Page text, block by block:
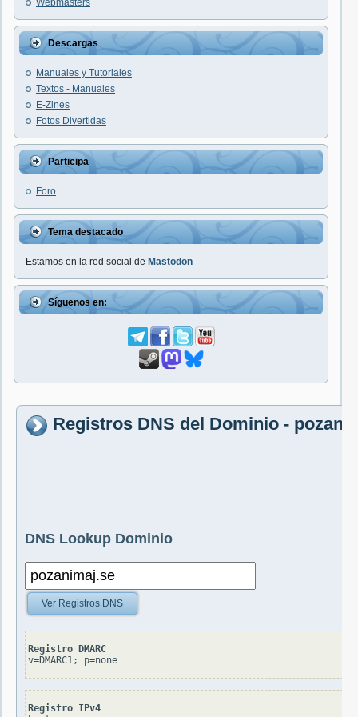
Webmasters
Descargas
Manuales y Tutoriales
Textos - Manuales
E-Zines
Fotos Divertidas
Participa
Foro
Tema destacado
Estamos en la red social de Mastodon
Síguenos en:
Registros DNS del Dominio -
DNS Lookup Dominio
Ver Registros DNS
Registro DMARC
v=DMARC1; p=none
Registro IPv4